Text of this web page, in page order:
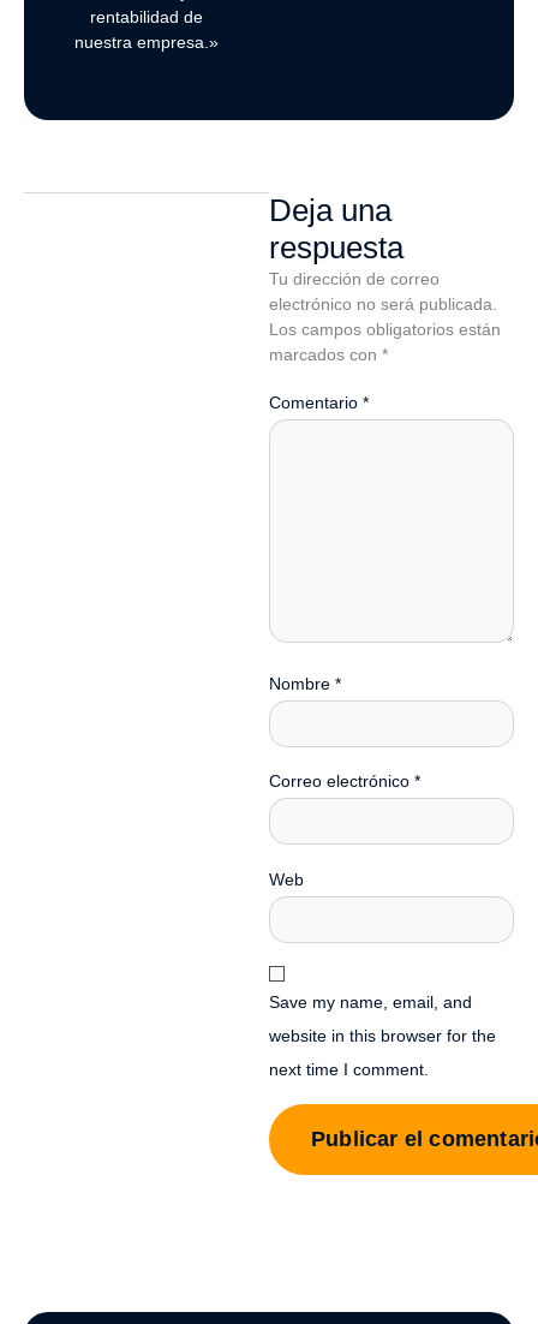
rentabilidad de
nuestra empresa.»
Deja una
respuesta
Tu dirección de correo
electrónico no será publicada.
Los campos obligatorios están
marcados con *
Comentario *
Nombre *
Correo electrónico *
Web
Save my name, email, and
website in this browser for the
next time I comment.